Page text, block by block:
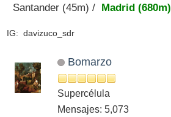
Santander (45m) / Madrid (680m)
IG: davizuco_sdr
Bomarzo
Supercélula
Mensajes: 5,073